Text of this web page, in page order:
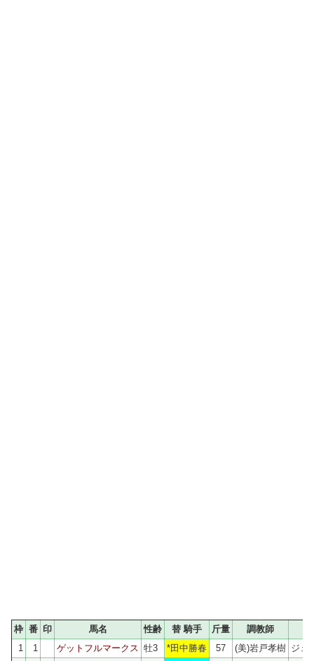
枠 番 印 馬名 性齢 替 騎手 斤量
調教師
1
1 ゲットフルマークス 牡3 *田中勝春 57 (美)岩戸孝樹 ジェ